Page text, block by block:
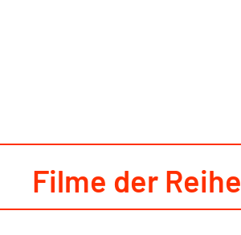
Filme der Reihe